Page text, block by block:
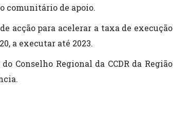
comunitário de apoio.
acção para acelerar a taxa de execução
a executar até 2023.
Conselho Regional da CCDR da Região